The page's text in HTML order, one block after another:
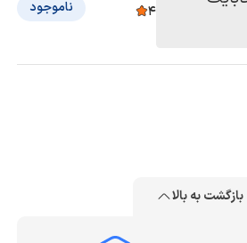
گیگابایت رم 4 گیگابایت
4 ناموجود
بازگشت به بالا